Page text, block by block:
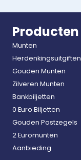
Producten
Munten
Herdenkingsuitgiften
Gouden Munten
Zilveren Munten
Bankbiljetten
0 Euro Biljetten
Gouden Postzegels
2 Euromunten
Aanbieding